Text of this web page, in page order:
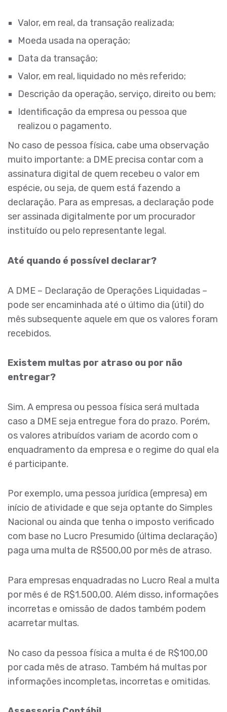
Valor, em real, da transação realizada;
Moeda usada na operação;
Data da transação;
Valor, em real, liquidado no mês referido;
Descrição da operação, serviço, direito ou bem;
Identificação da empresa ou pessoa que
realizou o pagamento.
No caso de pessoa física, cabe uma observação
muito importante: a DME precisa contar com a
assinatura digital de quem recebeu o valor em
espécie, ou seja, de quem está fazendo a
declaração. Para as empresas, a declaração pode
ser assinada digitalmente por um procurador
instituído ou pelo representante legal.
Até quando é possível declarar?
A DME – Declaração de Operações Liquidadas –
pode ser encaminhada até o último dia (útil) do
mês subsequente aquele em que os valores foram
recebidos.
Existem multas por atraso ou por não
entregar?
Sim. A empresa ou pessoa física será multada
caso a DME seja entregue fora do prazo. Porém,
os valores atribuídos variam de acordo com o
enquadramento da empresa e o regime do qual ela
é participante.
Por exemplo, uma pessoa jurídica (empresa) em
início de atividade e que seja optante do Simples
Nacional ou ainda que tenha o imposto verificado
com base no Lucro Presumido (última declaração)
paga uma multa de R$500,00 por mês de atraso.
Para empresas enquadradas no Lucro Real a multa
por mês é de R$1.500,00. Além disso, informações
incorretas e omissão de dados também podem
acarretar multas.
No caso da pessoa física a multa é de R$100,00
por cada mês de atraso. Também há multas por
informações incompletas, incorretas e omitidas.